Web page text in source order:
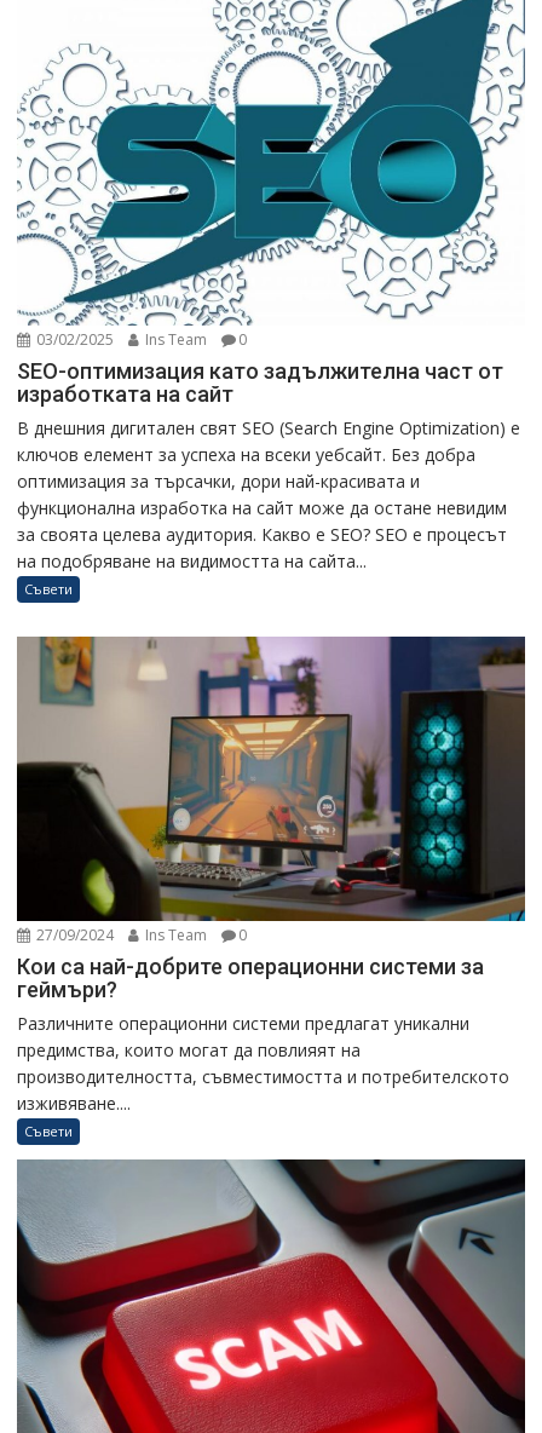
03/02/2025 Ins Team 0
SEO-оптимизация като задължителна част от
изработката на сайт
В днешния дигитален свят SEO (Search Engine Optimization) е
ключов елемент за успеха на всеки уебсайт. Без добра
оптимизация за търсачки, дори най-красивата и
функционална изработка на сайт може да остане невидим
за своята целева аудитория. Какво е SEO? SEO е процесът
на подобряване на видимостта на сайта...
Съвети
27/09/2024 Ins Team 0
Кои са най-добрите операционни системи за
геймъри?
Различните операционни системи предлагат уникални
предимства, които могат да повлияят на
производителността, съвместимостта и потребителското
изживяване....
Съвети